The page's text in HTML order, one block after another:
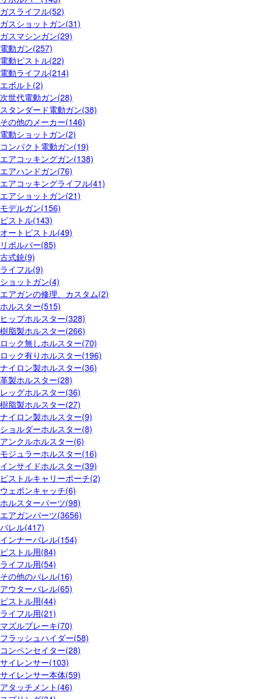
ガスライフル(52)
ガスショットガン(31)
ガスマシンガン(29)
電動ガン(257)
電動ピストル(22)
電動ライフル(214)
エボルト(2)
次世代電動ガン(28)
スタンダード電動ガン(38)
その他のメーカー(146)
電動ショットガン(2)
コンパクト電動ガン(19)
エアコッキングガン(138)
エアハンドガン(76)
エアコッキングライフル(41)
エアショットガン(21)
モデルガン(156)
ピストル(143)
オートピストル(49)
リボルバー(85)
古式銃(9)
ライフル(9)
ショットガン(4)
エアガンの修理、カスタム(2)
ホルスター(515)
ヒップホルスター(328)
樹脂製ホルスター(266)
ロック無しホルスター(70)
ロック有りホルスター(196)
ナイロン製ホルスター(36)
革製ホルスター(28)
レッグホルスター(36)
樹脂製ホルスター(27)
ナイロン製ホルスター(9)
ショルダーホルスター(8)
アンクルホルスター(6)
モジュラーホルスター(16)
インサイドホルスター(39)
ピストルキャリーポーチ(2)
ウェポンキャッチ(6)
ホルスターパーツ(98)
エアガンパーツ(3656)
バレル(417)
インナーバレル(154)
ピストル用(84)
ライフル用(54)
その他のバレル(16)
アウターバレル(65)
ピストル用(44)
ライフル用(21)
マズルブレーキ(70)
フラッシュハイダー(58)
コンペンセイター(28)
サイレンサー(103)
サイレンサー本体(59)
アタッチメント(46)